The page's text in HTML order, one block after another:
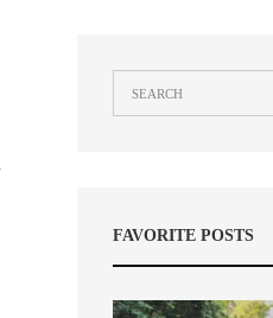
FAVORITE POSTS